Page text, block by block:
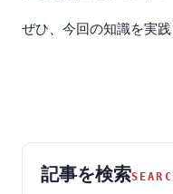
ぜひ、今回の知識を実践
記事を検索